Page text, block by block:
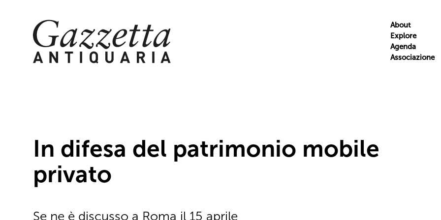
Skip
to
content
About
Explore
Agenda
Associazione
In difesa del patrimonio mobile
privato
Se ne è discusso a Roma il 15 aprile